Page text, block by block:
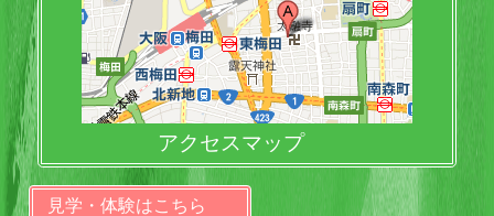
アクセスマップ
見学・体験はこちら